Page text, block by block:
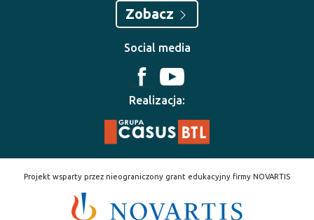
Zobacz
Social media
Realizacja:
Projekt wsparty przez nieograniczony grant edukacyjny firmy NOVARTIS